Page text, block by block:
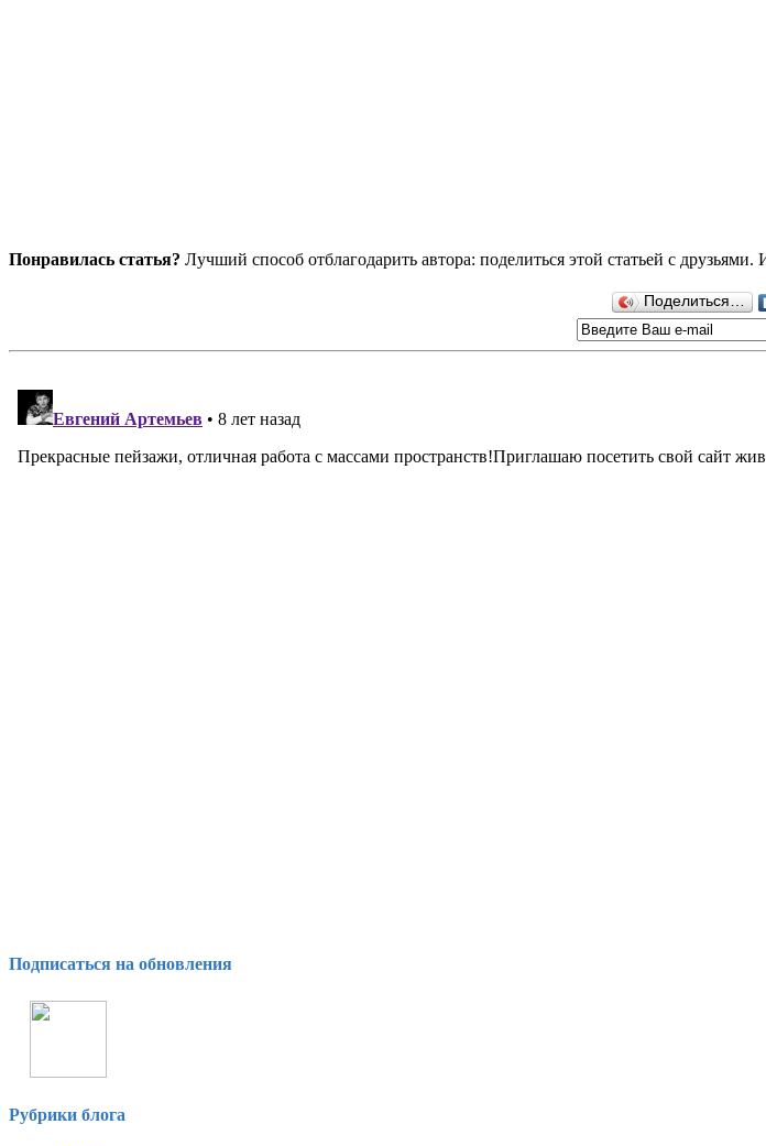
Понравилась статья? Лучший способ отблагодарить автора: поделиться этой статьей с
Поделиться…
Подписаться на обновления
Рубрики блога